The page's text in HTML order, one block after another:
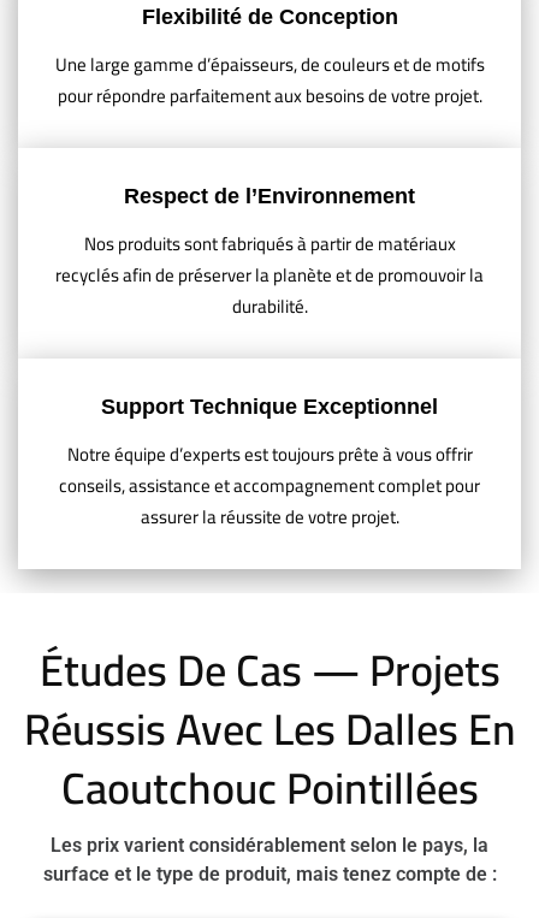
Flexibilité de Conception
Une large gamme d’épaisseurs, de couleurs et de motifs
pour répondre parfaitement aux besoins de votre projet.
Respect de l’Environnement
Nos produits sont fabriqués à partir de matériaux
recyclés afin de préserver la planète et de promouvoir la
durabilité.
Support Technique Exceptionnel
Notre équipe d’experts est toujours prête à vous offrir
conseils, assistance et accompagnement complet pour
assurer la réussite de votre projet.
Études De Cas — Projets
Réussis Avec Les Dalles En
Caoutchouc Pointillées
Les prix varient considérablement selon le pays, la
surface et le type de produit, mais tenez compte de :